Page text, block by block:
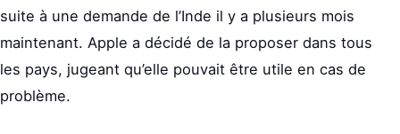
suite à une demande de l’Inde il y a plusieurs mois
maintenant. Apple a décidé de la proposer dans tous
les pays, jugeant qu’elle pouvait être utile en cas de
problème.